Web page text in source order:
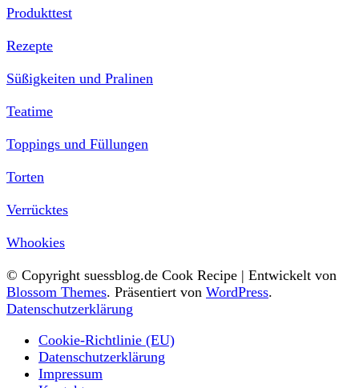
Produkttest
Rezepte
Süßigkeiten und Pralinen
Teatime
Toppings und Füllungen
Torten
Verrücktes
Whookies
© Copyright suessblog.de Cook Recipe | Entwickelt von
Blossom Themes. Präsentiert von WordPress.
Datenschutzerklärung
Cookie-Richtlinie (EU)
Datenschutzerklärung
Impressum